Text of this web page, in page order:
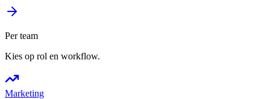
Per team
Kies op rol en workflow.
Marketing